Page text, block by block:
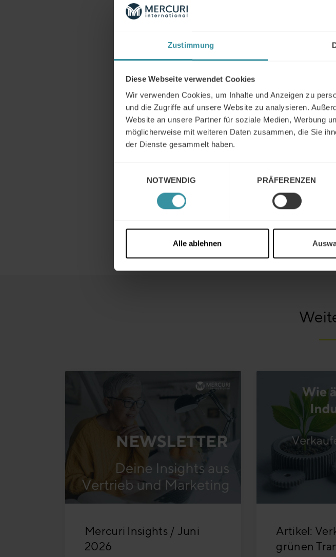
Zustimmung
Diese Webseite verwendet Cookies
Wir verwenden Cookies, um Inhalte und Anzeigen zu
und die Zugriffe auf unsere Website zu analysieren.
Website an unsere Partner für soziale Medien, Werbung
möglicherweise mit weiteren Daten zusammen, die Sie
der Dienste gesammelt haben.
NOTWENDIG
PRÄFERENZEN
Alle ablehnen
Kontakt
Marcus
Management
Rufen Sie uns an
David
Head of Market
Mercuri Insights / Juni
2026
Artikel:
grünen